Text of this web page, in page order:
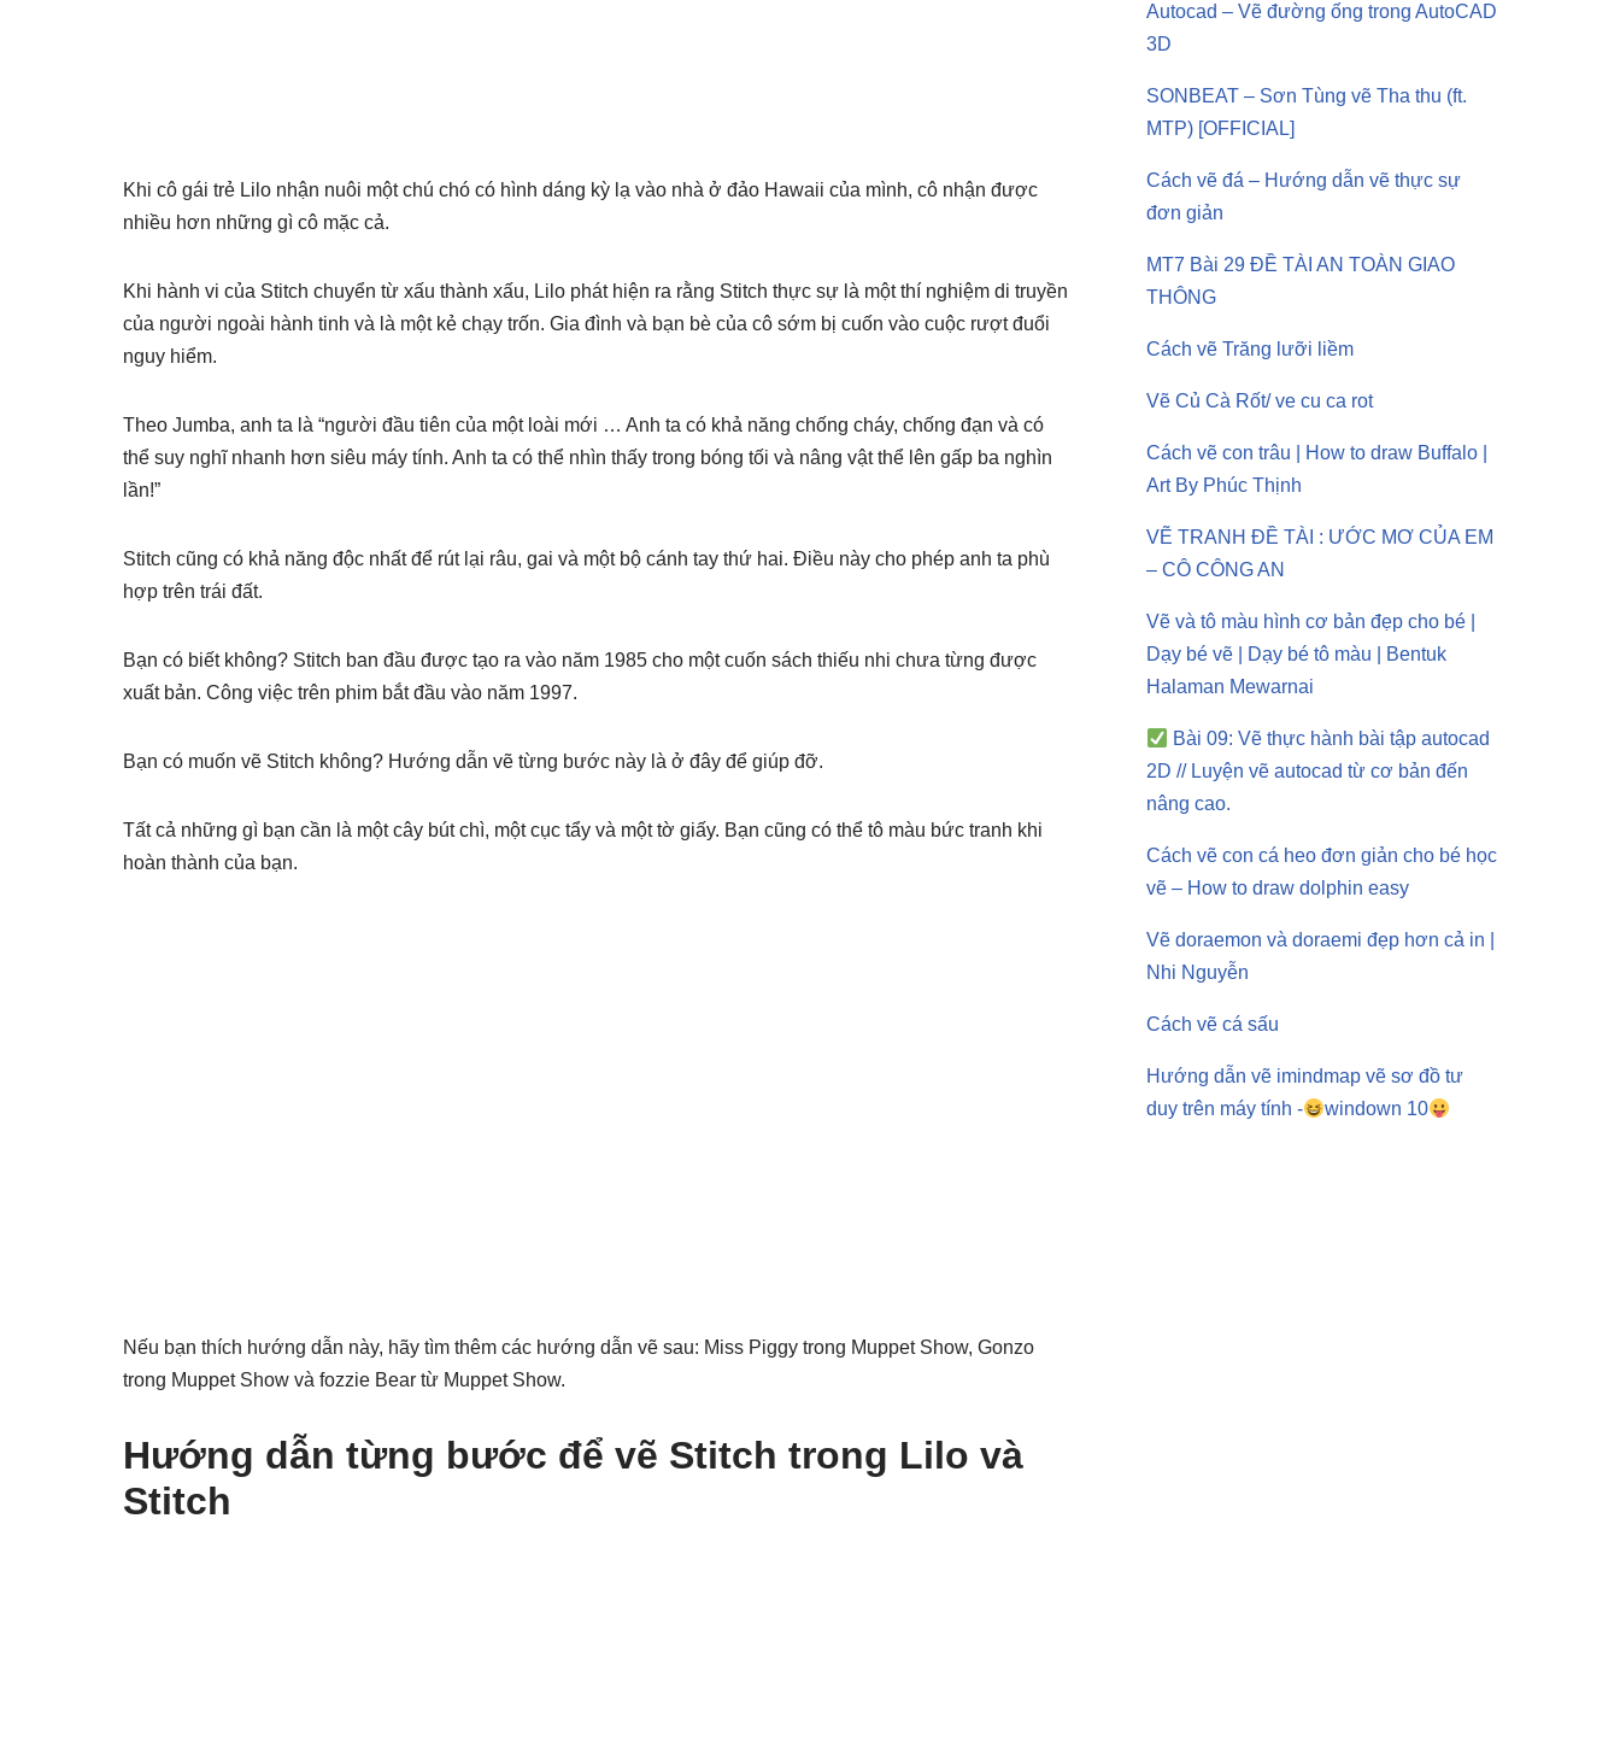
Khi cô gái trẻ Lilo nhận nuôi một chú chó có hình dáng kỳ lạ vào nhà ở đảo Hawaii của mình, cô nhận được
nhiều hơn những gì cô mặc cả.
Khi hành vi của Stitch chuyển từ xấu thành xấu, Lilo phát hiện ra rằng Stitch thực sự là một thí nghiệm di truyền
của người ngoài hành tinh và là một kẻ chạy trốn. Gia đình và bạn bè của cô sớm bị cuốn vào cuộc rượt đuổi
nguy hiểm.
Theo Jumba, anh ta là “người đầu tiên của một loài mới … Anh ta có khả năng chống cháy, chống đạn và có
thể suy nghĩ nhanh hơn siêu máy tính. Anh ta có thể nhìn thấy trong bóng tối và nâng vật thể lên gấp ba nghìn
lần!”
Stitch cũng có khả năng độc nhất để rút lại râu, gai và một bộ cánh tay thứ hai. Điều này cho phép anh ta phù
hợp trên trái đất.
Bạn có biết không? Stitch ban đầu được tạo ra vào năm 1985 cho một cuốn sách thiếu nhi chưa từng được
xuất bản. Công việc trên phim bắt đầu vào năm 1997.
Bạn có muốn vẽ Stitch không? Hướng dẫn vẽ từng bước này là ở đây để giúp đỡ.
Tất cả những gì bạn cần là một cây bút chì, một cục tẩy và một tờ giấy. Bạn cũng có thể tô màu bức tranh khi
hoàn thành của bạn.
Nếu bạn thích hướng dẫn này, hãy tìm thêm các hướng dẫn vẽ sau: Miss Piggy trong Muppet Show, Gonzo
trong Muppet Show và fozzie Bear từ Muppet Show.
Hướng dẫn từng bước để vẽ Stitch trong Lilo và
Stitch
Autocad – Vẽ đường ống trong AutoCAD
3D
SONBEAT – Sơn Tùng vẽ Tha thu (ft.
MTP) [OFFICIAL]
Cách vẽ đá – Hướng dẫn vẽ thực sự
đơn giản
MT7 Bài 29 ĐỀ TÀI AN TOÀN GIAO
THÔNG
Cách vẽ Trăng lưỡi liềm
Vẽ Củ Cà Rốt/ ve cu ca rot
Cách vẽ con trâu | How to draw Buffalo |
Art By Phúc Thịnh
VẼ TRANH ĐỀ TÀI : ƯỚC MƠ CỦA EM
– CÔ CÔNG AN
Vẽ và tô màu hình cơ bản đẹp cho bé |
Dạy bé vẽ | Dạy bé tô màu | Bentuk
Halaman Mewarnai
Bài 09: Vẽ thực hành bài tập autocad
2D // Luyện vẽ autocad từ cơ bản đến
nâng cao.
Cách vẽ con cá heo đơn giản cho bé học
vẽ – How to draw dolphin easy
Vẽ doraemon và doraemi đẹp hơn cả in |
Nhi Nguyễn
Cách vẽ cá sấu
Hướng dẫn vẽ imindmap vẽ sơ đồ tư
duy trên máy tính -
windown 10